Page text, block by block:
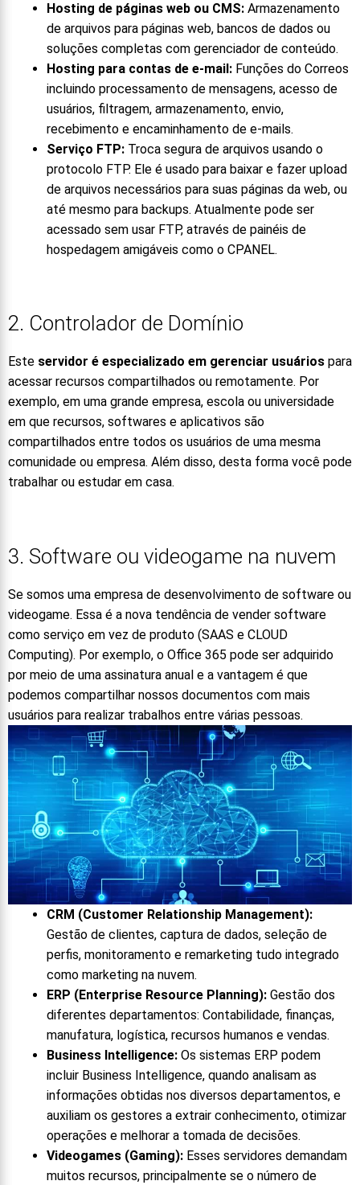
Hosting de páginas web ou CMS: Armazenamento
de arquivos para páginas web, bancos de dados ou
soluções completas com gerenciador de conteúdo.
Hosting para contas de e-mail: Funções do Correos
incluindo processamento de mensagens, acesso de
usuários, filtragem, armazenamento, envio,
recebimento e encaminhamento de e-mails.
Serviço FTP: Troca segura de arquivos usando o
protocolo FTP. Ele é usado para baixar e fazer upload
de arquivos necessários para suas páginas da web, ou
até mesmo para backups. Atualmente pode ser
acessado sem usar FTP, através de painéis de
hospedagem amigáveis ​​como o CPANEL.
2. Controlador de Domínio
Este servidor é especializado em gerenciar usuários para
acessar recursos compartilhados ou remotamente. Por
exemplo, em uma grande empresa, escola ou universidade
em que recursos, softwares e aplicativos são
compartilhados entre todos os usuários de uma mesma
comunidade ou empresa. Além disso, desta forma você pode
trabalhar ou estudar em casa.
3. Software ou videogame na nuvem
Se somos uma empresa de desenvolvimento de software ou
videogame. Essa é a nova tendência de vender software
como serviço em vez de produto (SAAS e CLOUD
Computing). Por exemplo, o Office 365 pode ser adquirido
por meio de uma assinatura anual e a vantagem é que
podemos compartilhar nossos documentos com mais
usuários para realizar trabalhos entre várias pessoas.
CRM (Customer Relationship Management):
Gestão de clientes, captura de dados, seleção de
perfis, monitoramento e remarketing tudo integrado
como marketing na nuvem.
ERP (Enterprise Resource Planning): Gestão dos
diferentes departamentos: Contabilidade, finanças,
manufatura, logística, recursos humanos e vendas.
Business Intelligence: Os sistemas ERP podem
incluir Business Intelligence, quando analisam as
informações obtidas nos diversos departamentos, e
auxiliam os gestores a extrair conhecimento, otimizar
operações e melhorar a tomada de decisões.
Videogames (Gaming): Esses servidores demandam
muitos recursos, principalmente se o número de